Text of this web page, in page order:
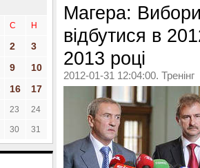
С Н
2
3
9
10
16 17
23 24
30 31
Магера:
відбутися в
2013 році
2012-01-31 12:04:00. Тренінг